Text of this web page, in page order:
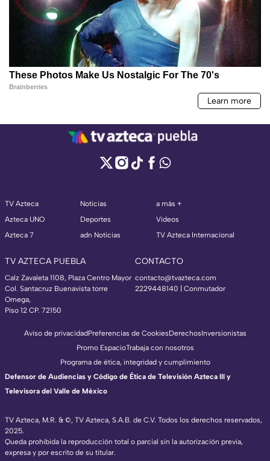
TV Azteca
Azteca UNO
Azteca 7
Noticias
Deportes
adn Noticias
a más +
Videos
TV Azteca Internacional
TV AZTECA PUEBLA
Calz Zavaleta 1108, Plaza Centro Mayor
Col. Santacruz Buenavista torre
Omega,
Piso 12 CP. 72150
CONTACTO
contacto@tvazteca.com
2229448140 | Conmutador
TV Azteca, M.R. & ©, TV Azteca, S.A.B. de C.V. Todos los derechos reservados,
2025.
Queda prohibida la reproducción total o parcial sin la autorización previa,
expresa y por escrito de su titular.
Aviso de privacidadPreferencias de CookiesDerechosInversionistas
Promo EspacioTrabaja con nosotros
Programa de ética, integridad y cumplimiento
Defensor de Audiencias y Código de Ética de Televisión Azteca III y
Televisora del Valle de México